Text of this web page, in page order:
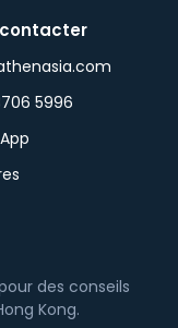
5996
des conseils
Kong.